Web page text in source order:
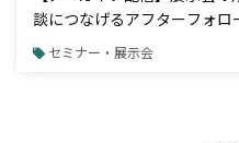
談につなげるアフターフォロ
セミナー・展示会